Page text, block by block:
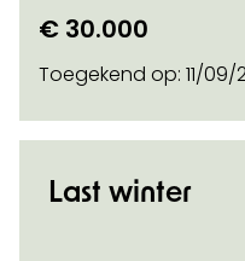
€ 30.000
Toegekend op: 11/09/
Last winter